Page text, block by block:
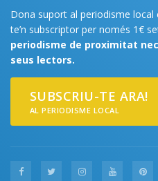
Dona suport al periodisme local
te’n subscriptor per només 1€
periodisme de proximitat
seus lectors.
SUBSCRIU-TE ARA!
AL PERIODISME LOCAL